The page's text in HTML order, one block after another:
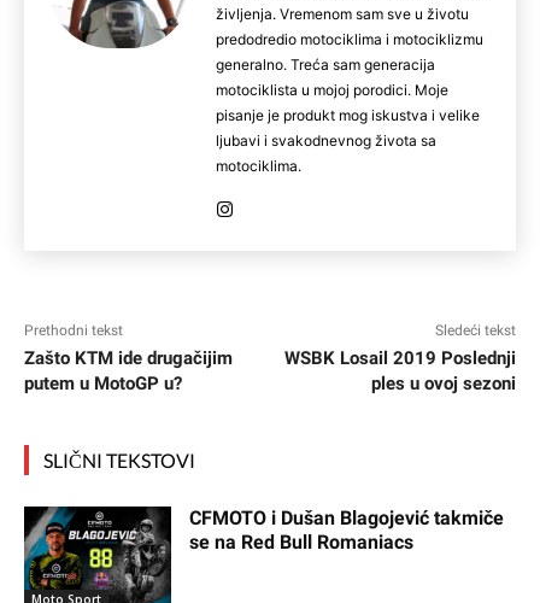
življenja. Vremenom sam sve u životu
predodredio motociklima i motociklizmu
generalno. Treća sam generacija
motociklista u mojoj porodici. Moje
pisanje je produkt mog iskustva i velike
ljubavi i svakodnevnog života sa
motociklima.
Prethodni tekst
Zašto KTM ide drugačijim
putem u MotoGP u?
Sledeći tekst
WSBK Losail 2019 Poslednji
ples u ovoj sezoni
SLIČNI TEKSTOVI
Moto Sport
CFMOTO i Dušan Blagojević takmiče
se na Red Bull Romaniacs